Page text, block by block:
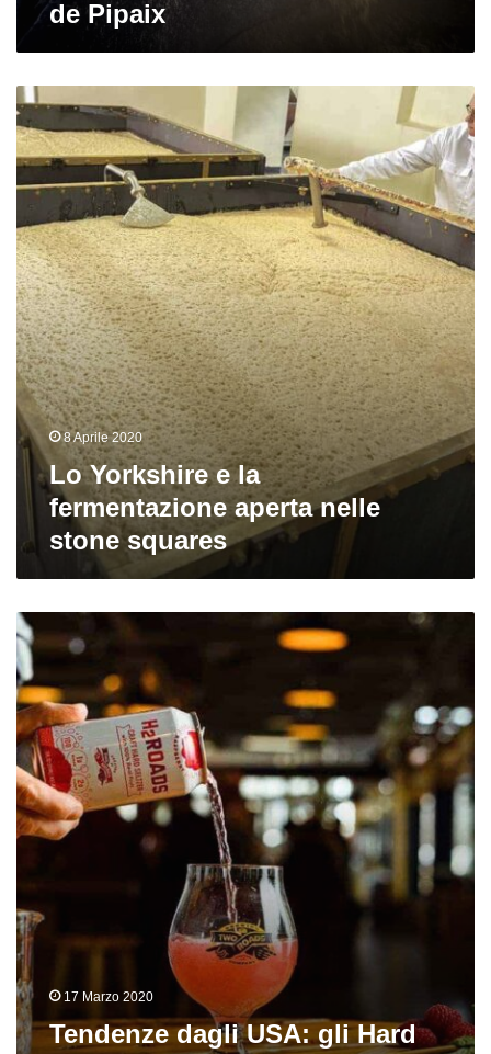
de Pipaix
Lo
Yorkshire
e
la
fermentazione
nelle
stone
squares
8 Aprile 2020
Lo Yorkshire e la
fermentazione aperta nelle
stone squares
Tendenze
dagli
USA:
gli
Hard
Seltzer
17 Marzo 2020
Tendenze dagli USA: gli Hard